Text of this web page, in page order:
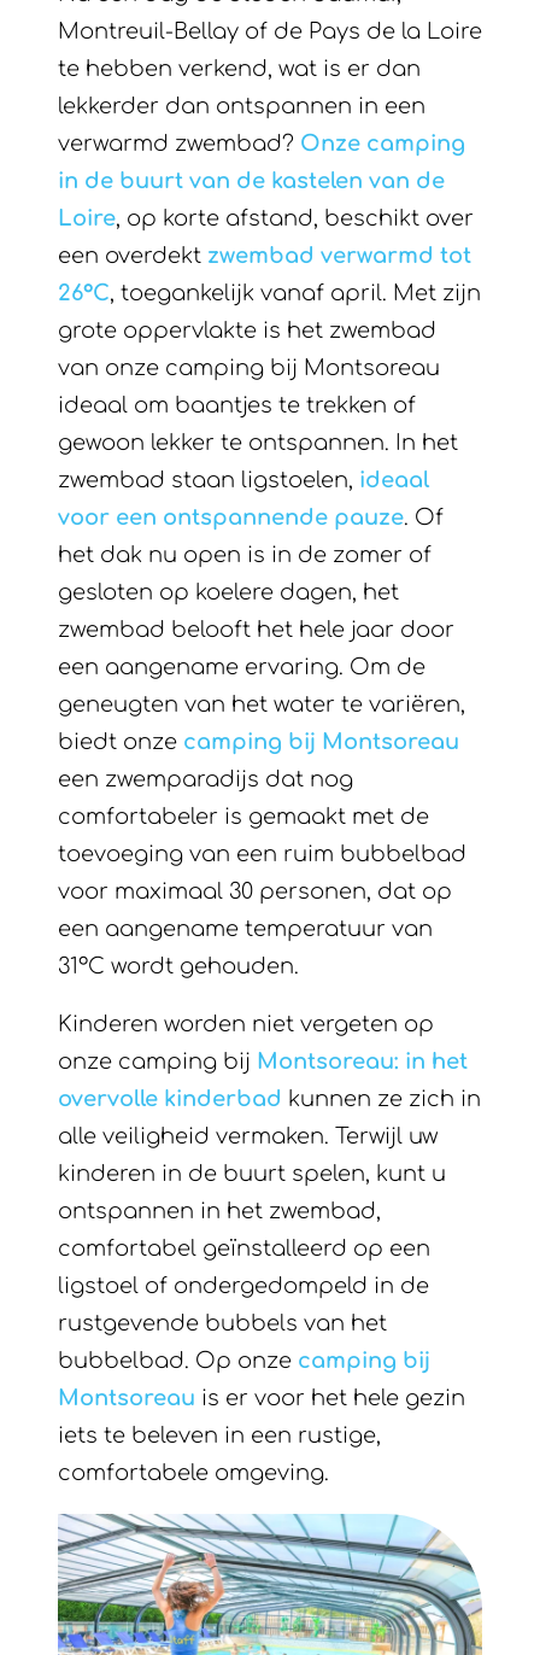
Montreuil-Bellay of de Pays de la Loire
te hebben verkend, wat is er dan
lekkerder dan ontspannen in een
verwarmd zwembad? Onze camping
in de buurt van de kastelen van de
Loire, op korte afstand, beschikt over
een overdekt zwembad verwarmd tot
26°C, toegankelijk vanaf april. Met zijn
grote oppervlakte is het zwembad
van onze camping bij Montsoreau
ideaal om baantjes te trekken of
gewoon lekker te ontspannen. In het
zwembad staan ligstoelen, ideaal
voor een ontspannende pauze. Of
het dak nu open is in de zomer of
gesloten op koelere dagen, het
zwembad belooft het hele jaar door
een aangename ervaring. Om de
geneugten van het water te variëren,
biedt onze camping bij Montsoreau
een zwemparadijs dat nog
comfortabeler is gemaakt met de
toevoeging van een ruim bubbelbad
voor maximaal 30 personen, dat op
een aangename temperatuur van
31°C wordt gehouden.
Kinderen worden niet vergeten op
onze camping bij Montsoreau: in het
overvolle kinderbad kunnen ze zich in
alle veiligheid vermaken. Terwijl uw
kinderen in de buurt spelen, kunt u
ontspannen in het zwembad,
comfortabel geïnstalleerd op een
ligstoel of ondergedompeld in de
rustgevende bubbels van het
bubbelbad. Op onze camping bij
Montsoreau is er voor het hele gezin
iets te beleven in een rustige,
comfortabele omgeving.